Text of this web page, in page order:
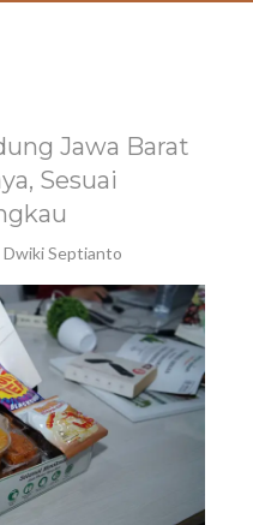
Jawa Barat
Sesuai
Dwiki Septianto